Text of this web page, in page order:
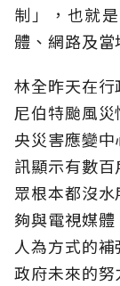
制」，也就
體、網路及當
林全昨天在
尼伯特颱風
央災害應變
訊顯示有數
眾根本都沒
夠與電視媒
人為方式的
政府未來的努